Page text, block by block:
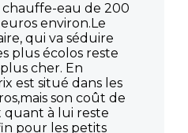
eau de 200
environ.Le
qui va séduire
plus écolos reste
cher. En
est situé dans les
son coût de
à lui reste
pour les petits